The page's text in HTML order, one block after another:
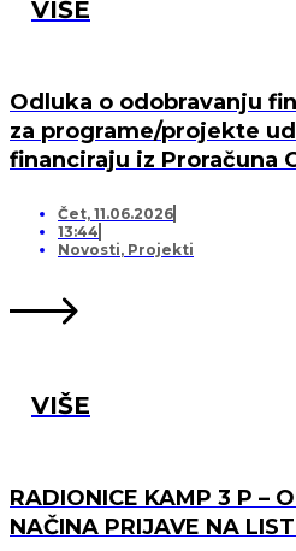
VIŠE
Odluka o odobravanju
za programe/projekte
financiraju iz Proračuna
Čet, 11.06.2026
13:44
Novosti, Projekti
VIŠE
RADIONICE KAMP 3 P –
NAČINA PRIJAVE NA